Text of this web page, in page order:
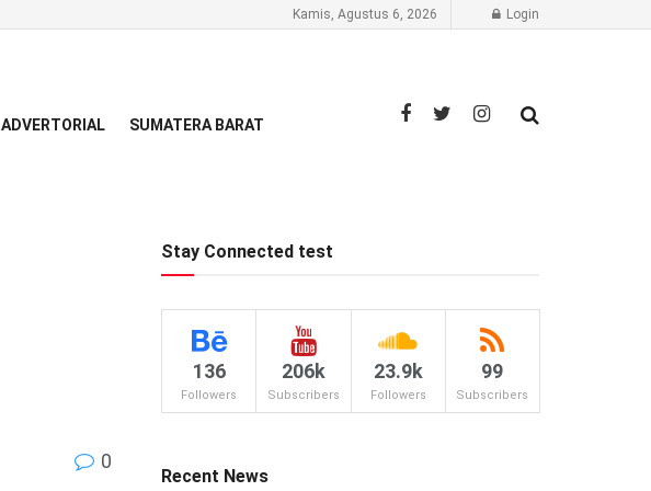
Kamis, Agustus 6, 2026 Login
ADVERTORIAL SUMATERA BARAT
0
Stay Connected test
136
Followers
206k
Subscribers
23.9k
Followers
99
Subscribers
Recent News